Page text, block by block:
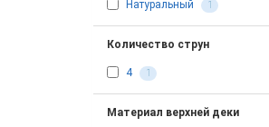
Натуральный 1
Количество струн
4 1
Материал верхней деки